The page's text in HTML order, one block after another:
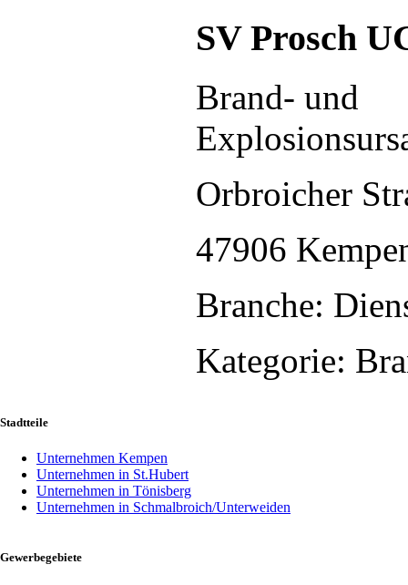
SV Prosch
Brand- und
Orbroicher
47906
Branche:
Kategorie:
Stadtteile
Unternehmen Kempen
Unternehmen in St.Hubert
Unternehmen in Tönisberg
Unternehmen in Schmalbroich/Unterweiden
Gewerbegebiete